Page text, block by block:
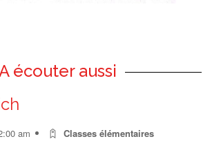
écouter aussi
am
Classes élémentaires